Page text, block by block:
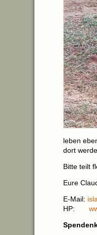
leben
dort
Bitte teilt
Eure
E-Mail:
HP: